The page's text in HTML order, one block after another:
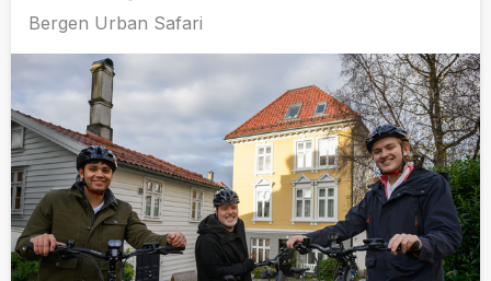
Bergen Urban Safari